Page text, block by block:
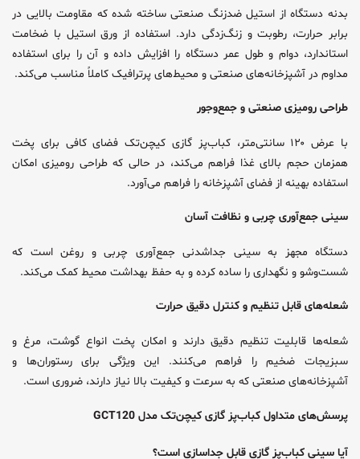
بدنه دستگاه از استیل ضدزنگ صنعتی ساخته شده که مقاومت بالایی در
برابر حرارت، رطوبت و زنگ‌زدگی دارد. استفاده از ورق استیل با ضخامت
استاندارد، دوام و طول عمر دستگاه را افزایش داده و آن را برای استفاده
مداوم در آشپزخانه‌های صنعتی و محیط‌های پرترافیک کاملاً مناسب می‌کند.
طراحی رومیزی صنعتی و جمع‌وجور
با عرض ۱۲۰ سانتی‌متر، کباب‌پز گازی کیچن‌تک فضای کافی برای پخت
همزمان حجم بالای غذا فراهم می‌کند، در حالی که طراحی رومیزی امکان
استفاده بهینه از فضای آشپزخانه را فراهم می‌آورد.
سینی جمع‌آوری چربی و نظافت آسان
دستگاه مجهز به سینی جداشدنی جمع‌آوری چربی و روغن است که
شست‌وشو و نگهداری را ساده کرده و به حفظ بهداشت محیط کمک می‌کند.
شعله‌های قابل تنظیم و کنترل دقیق حرارت
شعله‌ها قابلیت تنظیم دقیق دارند و امکان پخت انواع گوشت، مرغ و
سبزیجات ضخیم را فراهم می‌کنند. این ویژگی برای رستوران‌ها و
آشپزخانه‌های صنعتی که به سرعت و کیفیت بالا نیاز دارند، ضروری است.
پرسش‌های متداول کباب‌پز گازی کیچن‌تک مدل GCT120
آیا سینی کباب‌پز گازی قابل جداسازی است؟